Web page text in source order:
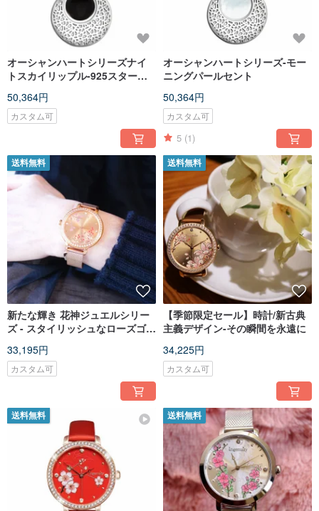
オーシャンハートシリーズナイ
トスカイリップル-925スターリ
50,364円
カスタム可
オーシャンハートシリーズ-モー
ニングパールセント
50,364円
カスタム可
5 (1)
送料無料
新たな輝き 花神ジュエルシリー
ズ - スタイリッシュなローズゴー
スの中に宿る気品
33,195円
カスタム可
送料無料
【季節限定セール】時計/新古典
主義デザイン-その瞬間を永遠に
34,225円
カスタム可
送料無料 送料無料